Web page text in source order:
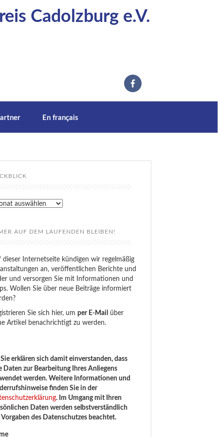
Cadolzburg e.V.
En français
AUF DEM LAUFENDEN BLEIBEN!
dieser Internetseite kündigen wir regelmäßig
an, veröffentlichen Berichte und
und versorgen Sie mit Informationen und
Wollen Sie über neue Beiträge informiert
Sie sich hier, umper E-Mail
über
Artikel benachrichtigt zu werden.
Sie erklären sich damit einverstanden, dass
Daten zur Bearbeitung Ihres Anliegens
werden. Weitere Informationen und
finden Sie in der
. Im Umgang mit Ihren
Daten werden selbstverständlich
Vorgaben des Datenschutzes beachtet.